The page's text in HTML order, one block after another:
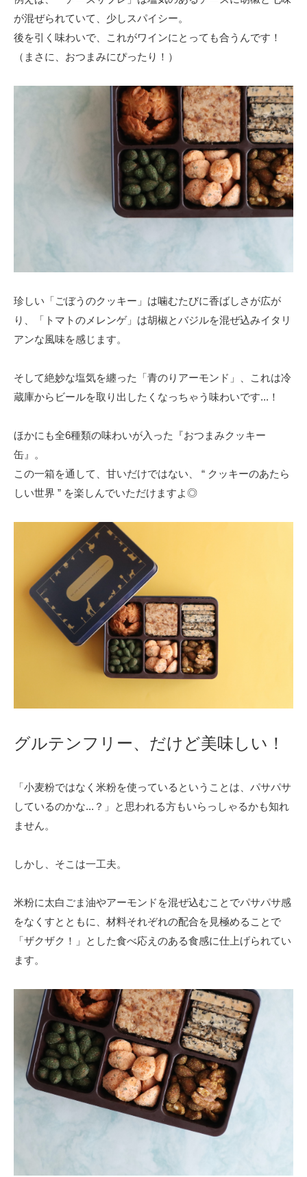
が混ぜられていて、少しスパイシー。
後を引く味わいで、これがワインにとっても合うんです！
（まさに、おつまみにぴったり！）
珍しい「ごぼうのクッキー」は噛むたびに香ばしさが広が
り、「トマトのメレンゲ」は胡椒とバジルを混ぜ込みイタリ
アンな風味を感じます。
そして絶妙な塩気を纏った「青のりアーモンド」、これは冷
蔵庫からビールを取り出したくなっちゃう味わいです...！
ほかにも全6種類の味わいが入った『おつまみクッキー
缶』。
この一箱を通して、甘いだけではない、 “ クッキーのあたら
しい世界 ” を楽しんでいただけますよ◎
グルテンフリー、だけど美味しい！
「小麦粉ではなく米粉を使っているということは、パサパサ
しているのかな...？」と思われる方もいらっしゃるかも知れ
ません。
しかし、そこは一工夫。
米粉に太白ごま油やアーモンドを混ぜ込むことでパサパサ感
をなくすとともに、材料それぞれの配合を見極めることで
「ザクザク！」とした食べ応えのある食感に仕上げられてい
ます。